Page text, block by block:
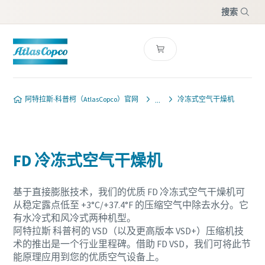
搜索
阿特拉斯·科普柯（AtlasCopco）官网 冷冻式空气干燥机
FD 冷冻式空气干燥机
基于直接膨胀技术，我们的优质 FD 冷冻式空气干燥机可
从稳定露点低至 +3°C/+37.4°F 的压缩空气中除去水分。它
有水冷式和风冷式两种机型。
阿特拉斯 科普柯的 VSD（以及更高版本 VSD+）压缩机技
术的推出是一个行业里程碑。借助 FD VSD，我们可将此节
能原理应用到您的优质空气设备上。